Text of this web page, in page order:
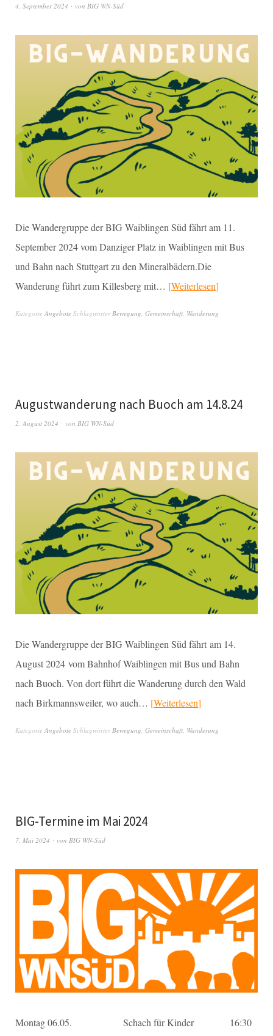
4. September 2024 von BIG WN-Süd
Die Wandergruppe der BIG Waiblingen Süd fährt am 11.
September 2024 vom Danziger Platz in Waiblingen mit Bus
und Bahn nach Stuttgart zu den Mineralbädern.Die
Wanderung führt zum Killesberg mit… Weiterlesen
Kategorie Angebote Schlagwörter Bewegung Gemeinschaft Wanderung
Augustwanderung nach Buoch am 14.8.24
2. August 2024 von BIG WN-Süd
Die Wandergruppe der BIG Waiblingen Süd fährt am 14.
August 2024 vom Bahnhof Waiblingen mit Bus und Bahn
nach Buoch. Von dort führt die Wanderung durch den Wald
nach Birkmannsweiler, wo auch… Weiterlesen
Kategorie Angebote Schlagwörter Bewegung Gemeinschaft Wanderung
BIG-Termine im Mai 2024
7. Mai 2024 von BIG WN-Süd
Montag 06.05. Schach für Kinder 16:30